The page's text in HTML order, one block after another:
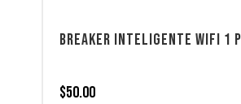
BREAKER INTELIGENTE WIFI 1
$50.00